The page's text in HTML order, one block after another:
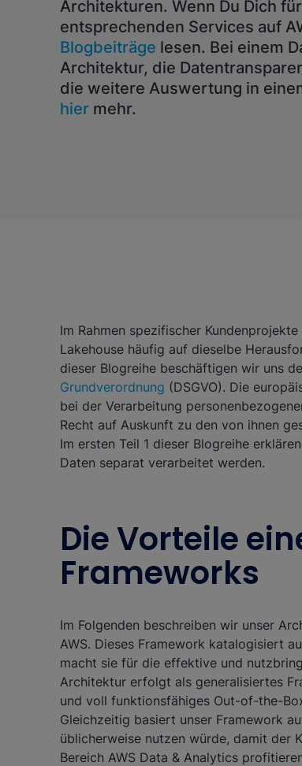
Architekturen. Wenn Du Dich
entsprechenden Services auf
Blogbeiträge lesen. Bei einem
Architektur, die
die weitere Auswertung in
hier mehr.
Im Rahmen spezifischer
Lakehouse häufig auf dieselbe
dieser Blogreihe beschäftigen wir uns
Grundverordnung (DSGVO). Die
bei der Verarbeitung
Recht auf Auskunft zu den von ihnen
Im ersten Teil 1 dieser Blogreihe
Daten separat verarbeitet werden.
Die Vorteile
Frameworks
Im Folgenden beschreiben wir unser
AWS. Dieses Framework katalogisiert
macht sie für die effektive und
Architektur erfolgt als generalisiertes
und voll funktionsfähiges Out-of-the-
Gleichzeitig basiert unser Framework
üblicherweise nutzen würde, damit der
Bereich AWS Data & Analytics